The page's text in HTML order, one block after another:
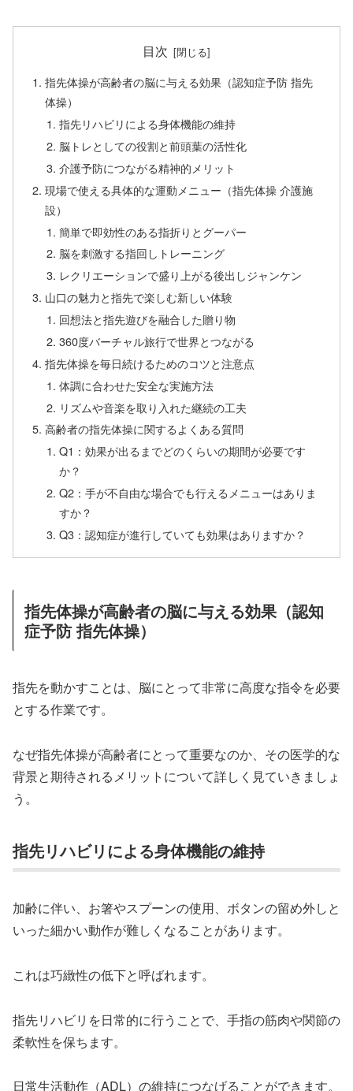
目次
指先体操が高齢者の脳に与える効果（認知症予防 指先
体操）
指先リハビリによる身体機能の維持
脳トレとしての役割と前頭葉の活性化
介護予防につながる精神的メリット
現場で使える具体的な運動メニュー（指先体操 介護施
設）
簡単で即効性のある指折りとグーパー
脳を刺激する指回しトレーニング
レクリエーションで盛り上がる後出しジャンケン
山口の魅力と指先で楽しむ新しい体験
回想法と指先遊びを融合した贈り物
360度バーチャル旅行で世界とつながる
指先体操を毎日続けるためのコツと注意点
体調に合わせた安全な実施方法
リズムや音楽を取り入れた継続の工夫
高齢者の指先体操に関するよくある質問
Q1：効果が出るまでどのくらいの期間が必要です
か？
Q2：手が不自由な場合でも行えるメニューはありま
すか？
Q3：認知症が進行していても効果はありますか？
指先体操が高齢者の脳に与える効果（認知
症予防 指先体操）
指先を動かすことは、脳にとって非常に高度な指令を必要
とする作業です。
なぜ指先体操が高齢者にとって重要なのか、その医学的な
背景と期待されるメリットについて詳しく見ていきましょ
う。
指先リハビリによる身体機能の維持
加齢に伴い、お箸やスプーンの使用、ボタンの留め外しと
いった細かい動作が難しくなることがあります。
これは巧緻性の低下と呼ばれます。
指先リハビリを日常的に行うことで、手指の筋肉や関節の
柔軟性を保ちます。
日常生活動作（ADL）の維持につなげることができます。